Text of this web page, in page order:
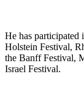
He has participated
Holstein Festival,
the Banff Festival,
Israel Festival.